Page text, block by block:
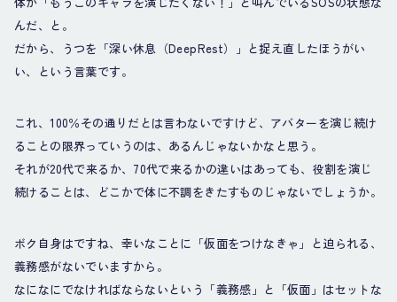
んだ、と。
だから、うつを「深い休息（DeepRest）」と捉え直したほうがい
い、という言葉です。
これ、100％その通りだとは言わないですけど、アバターを演じ続け
ることの限界っていうのは、あるんじゃないかなと思う。
それが20代で来るか、70代で来るかの違いはあっても、役割を演じ
続けることは、どこかで体に不調をきたすものじゃないでしょうか。
ボク自身はですね、幸いなことに「仮面をつけなきゃ」と迫られる、
義務感がないでいますから。
なになにでなければならないという「義務感」と「仮面」はセットな